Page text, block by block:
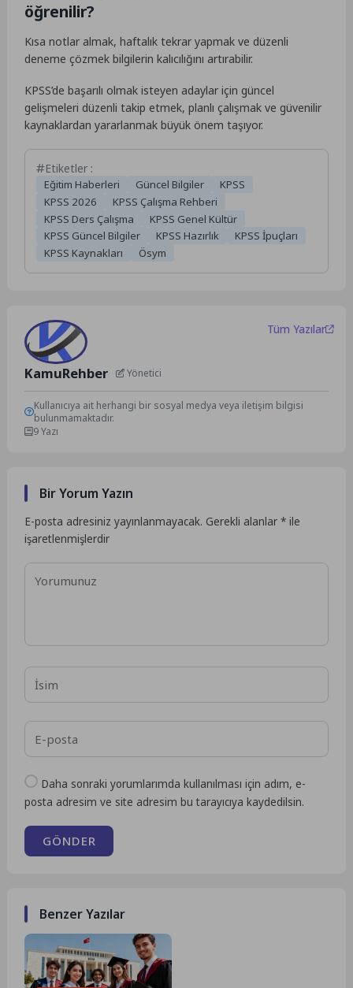
öğrenilir?
Kısa notlar almak, haftalık tekrar yapmak ve düzenli
deneme çözmek bilgilerin kalıcılığını artırabilir.
KPSS’de başarılı olmak isteyen adaylar için güncel
gelişmeleri düzenli takip etmek, planlı çalışmak ve güvenilir
kaynaklardan yararlanmak büyük önem taşıyor.
Etiketler :
Eğitim Haberleri Güncel Bilgiler
KPSS
KPSS 2026
KPSS Çalışma Rehberi
KPSS Ders Çalışma
KPSS Genel Kültür
KPSS Güncel Bilgiler
KPSS Hazırlık
KPSS İpuçları
KPSS Kaynakları
Ösym
KamuRehber Yönetici
Tüm Yazılar
Kullanıcıya ait herhangi bir sosyal medya veya iletişim bilgisi
bulunmamaktadır.
9 Yazı
Bir Yorum Yazın
E-posta adresiniz yayınlanmayacak. Gerekli alanlar* ile
işaretlenmişlerdir
Daha sonraki yorumlarımda kullanılması için adım, e-
posta adresim ve site adresim bu tarayıcıya kaydedilsin.
GÖNDER
Benzer Yazılar